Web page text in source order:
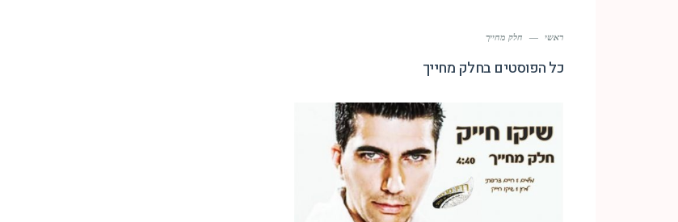
ראשי — חלק מחייך
כל הפוסטים בחלק מחייך